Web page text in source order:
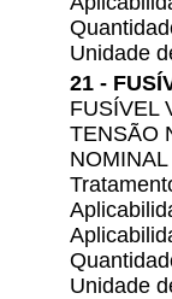
Unidade
21 -
FUSÍVEL
TENSÃO
Unidade